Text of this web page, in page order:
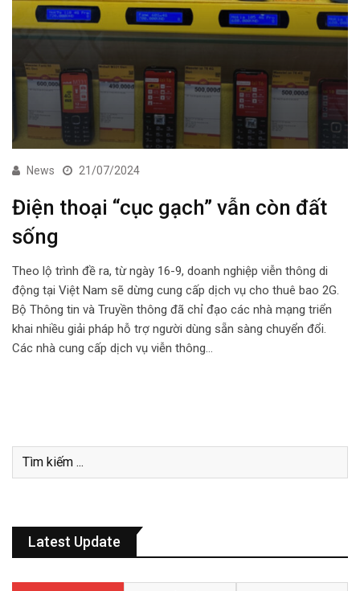
News 21/07/2024
Điện thoại “cục gạch” vẫn còn đất
sống
Theo lộ trình đề ra, từ ngày 16-9, doanh nghiệp viễn thông di
động tại Việt Nam sẽ dừng cung cấp dịch vụ cho thuê bao 2G.
Bộ Thông tin và Truyền thông đã chỉ đạo các nhà mạng triển
khai nhiều giải pháp hỗ trợ người dùng sẵn sàng chuyển đổi.
Các nhà cung cấp dịch vụ viễn thông…
Latest Update